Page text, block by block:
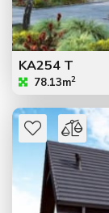
KA254 T
78.13m2